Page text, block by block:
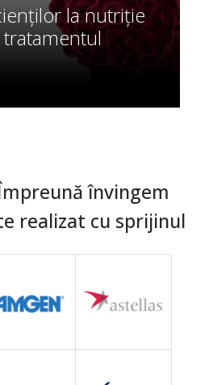
la nutriție
învingem
realizat cu sprijinul